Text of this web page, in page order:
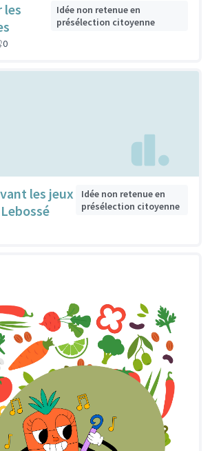
les
Idée non retenue en
présélection citoyenne
0
les jeux
Idée non retenue en
présélection citoyenne